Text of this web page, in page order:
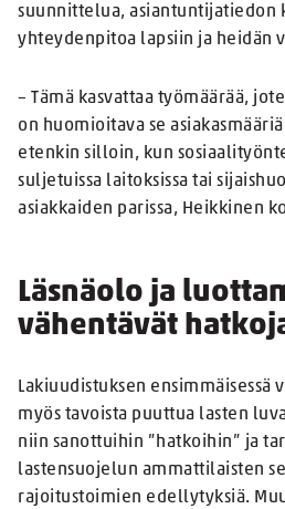
suunnittelua, asiantuntijatiedon
yhteydenpitoa lapsiin ja heidän
– Tämä kasvattaa työmäärää,
on huomioitava se
etenkin silloin, kun
suljetuissa laitoksissa tai
asiakkaiden parissa, Heikkinen
Läsnäolo ja
vähentävät
Lakiuudistuksen ensimmäisessä
myös tavoista puuttua lasten
niin sanottuihin ”hatkoihin” ja
lastensuojelun ammattilaisten
rajoitustoimien edellytyksiä.